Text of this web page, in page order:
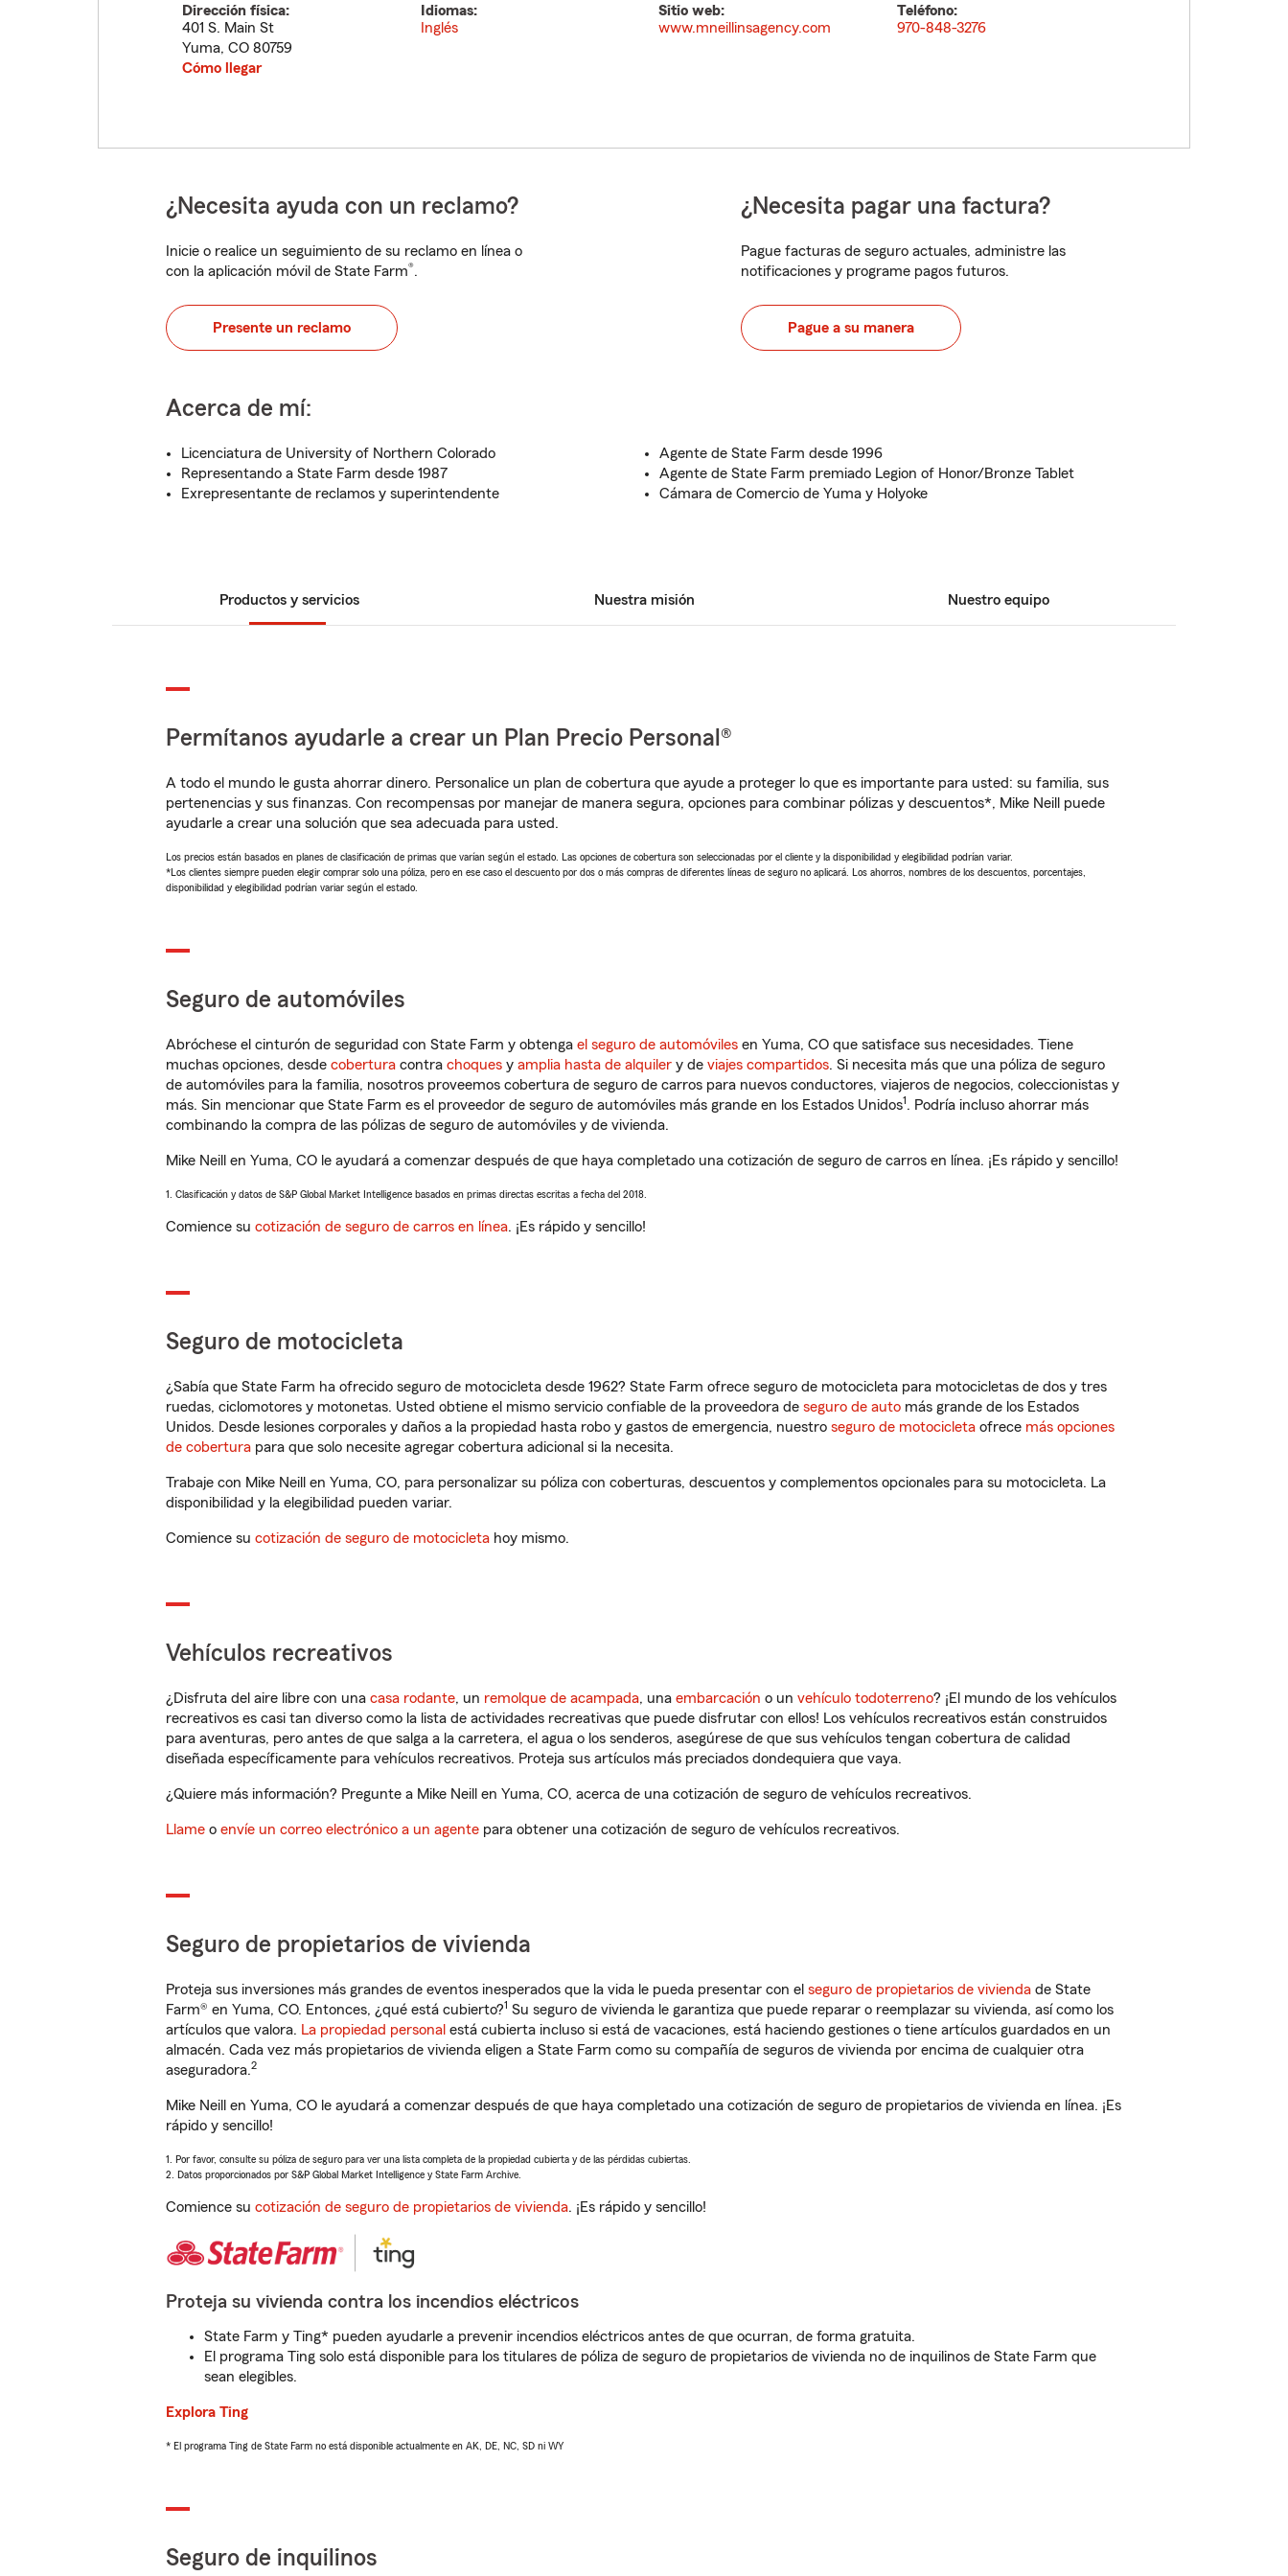
Dirección física:
401 S. Main St
Yuma, CO 80759
Cómo llegar
Idiomas:
Inglés
Sitio web:
www.mneillinsagency.com
Teléfono:
970-848-3276
¿Necesita ayuda con un reclamo?
Inicie o realice un seguimiento de su reclamo en línea o
con la aplicación móvil de State Farm®.
Presente un reclamo
¿Necesita pagar una factura?
Pague facturas de seguro actuales, administre las
notificaciones y programe pagos futuros.
Pague a su manera
Acerca de mí:
Licenciatura de University of Northern Colorado
Representando a State Farm desde 1987
Exrepresentante de reclamos y superintendente
Agente de State Farm desde 1996
Agente de State Farm premiado Legion of Honor/Bronze Tablet
Cámara de Comercio de Yuma y Holyoke
Productos y servicios Nuestra misión Nuestro equipo
Permítanos ayudarle a crear un Plan Precio Personal®
A todo el mundo le gusta ahorrar dinero. Personalice un plan de cobertura que ayude a proteger lo que es importante para usted: su familia, sus
pertenencias y sus finanzas. Con recompensas por manejar de manera segura, opciones para combinar pólizas y descuentos*, Mike Neill puede
ayudarle a crear una solución que sea adecuada para usted.
Los precios están basados en planes de clasificación de primas que varían según el estado. Las opciones de cobertura son seleccionadas por el cliente y la disponibilidad y elegibilidad podrían variar.
*Los clientes siempre pueden elegir comprar solo una póliza, pero en ese caso el descuento por dos o más compras de diferentes líneas de seguro no aplicará. Los ahorros, nombres de los descuentos, porcentajes,
disponibilidad y elegibilidad podrían variar según el estado.
Seguro de automóviles
Abróchese el cinturón de seguridad con State Farm y obtenga el seguro de automóviles en Yuma, CO que satisface sus necesidades. Tiene
muchas opciones, desde cobertura contra choques y amplia hasta de alquiler y de viajes compartidos. Si necesita más que una póliza de seguro
de automóviles para la familia, nosotros proveemos cobertura de seguro de carros para nuevos conductores, viajeros de negocios, coleccionistas y
más. Sin mencionar que State Farm es el proveedor de seguro de automóviles más grande en los Estados Unidos1. Podría incluso ahorrar más
combinando la compra de las pólizas de seguro de automóviles y de vivienda.
Mike Neill en Yuma, CO le ayudará a comenzar después de que haya completado una cotización de seguro de carros en línea. ¡Es rápido y sencillo!
1. Clasificación y datos de S&P Global Market Intelligence basados en primas directas escritas a fecha del 2018.
Comience su cotización de seguro de carros en línea. ¡Es rápido y sencillo!
Seguro de motocicleta
¿Sabía que State Farm ha ofrecido seguro de motocicleta desde 1962? State Farm ofrece seguro de motocicleta para motocicletas de dos y tres
ruedas, ciclomotores y motonetas. Usted obtiene el mismo servicio confiable de la proveedora de seguro de auto más grande de los Estados
Unidos. Desde lesiones corporales y daños a la propiedad hasta robo y gastos de emergencia, nuestro seguro de motocicleta ofrece más opciones
de cobertura para que solo necesite agregar cobertura adicional si la necesita.
Trabaje con Mike Neill en Yuma, CO, para personalizar su póliza con coberturas, descuentos y complementos opcionales para su motocicleta. La
disponibilidad y la elegibilidad pueden variar.
Comience su cotización de seguro de motocicleta hoy mismo.
Vehículos recreativos
¿Disfruta del aire libre con una casa rodante, un remolque de acampada, una embarcación o un vehículo todoterreno? ¡El mundo de los vehículos
recreativos es casi tan diverso como la lista de actividades recreativas que puede disfrutar con ellos! Los vehículos recreativos están construidos
para aventuras, pero antes de que salga a la carretera, el agua o los senderos, asegúrese de que sus vehículos tengan cobertura de calidad
diseñada específicamente para vehículos recreativos. Proteja sus artículos más preciados dondequiera que vaya.
¿Quiere más información? Pregunte a Mike Neill en Yuma, CO, acerca de una cotización de seguro de vehículos recreativos.
Llame o envíe un correo electrónico a un agente para obtener una cotización de seguro de vehículos recreativos.
Seguro de propietarios de vivienda
Proteja sus inversiones más grandes de eventos inesperados que la vida le pueda presentar con el seguro de propietarios de vivienda de State
Farm® en Yuma, CO. Entonces, ¿qué está cubierto?1 Su seguro de vivienda le garantiza que puede reparar o reemplazar su vivienda, así como los
artículos que valora. La propiedad personal está cubierta incluso si está de vacaciones, está haciendo gestiones o tiene artículos guardados en un
almacén. Cada vez más propietarios de vivienda eligen a State Farm como su compañía de seguros de vivienda por encima de cualquier otra
aseguradora.2
Mike Neill en Yuma, CO le ayudará a comenzar después de que haya completado una cotización de seguro de propietarios de vivienda en línea. ¡Es
rápido y sencillo!
1. Por favor, consulte su póliza de seguro para ver una lista completa de la propiedad cubierta y de las pérdidas cubiertas.
2. Datos proporcionados por S&P Global Market Intelligence y State Farm Archive.
Comience su cotización de seguro de propietarios de vivienda. ¡Es rápido y sencillo!
Proteja su vivienda contra los incendios eléctricos
State Farm y Ting* pueden ayudarle a prevenir incendios eléctricos antes de que ocurran, de forma gratuita.
El programa Ting solo está disponible para los titulares de póliza de seguro de propietarios de vivienda no de inquilinos de State Farm que
sean elegibles.
Explora Ting
* El programa Ting de State Farm no está disponible actualmente en AK, DE, NC, SD ni WY
Seguro de inquilinos